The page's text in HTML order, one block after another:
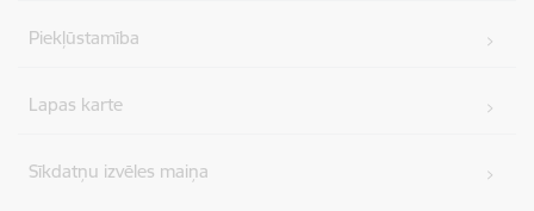
Piekļūstamība
Lapas karte
Sīkdatņu izvēles maiņa